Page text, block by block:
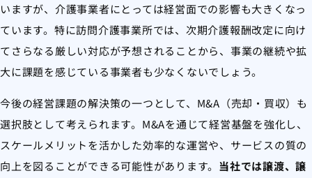
いますが、介護事業者にとっては経営面での影響も大きくなっ
ています。特に訪問介護事業所では、次期介護報酬改定に向け
てさらなる厳しい対応が予想されることから、事業の継続や拡
大に課題を感じている事業者も少なくないでしょう。
今後の経営課題の解決策の一つとして、M&A（売却・買収）も
選択肢として考えられます。M&Aを通じて経営基盤を強化し、
スケールメリットを活かした効率的な運営や、サービスの質の
向上を図ることができる可能性があります。 当社では譲渡、譲